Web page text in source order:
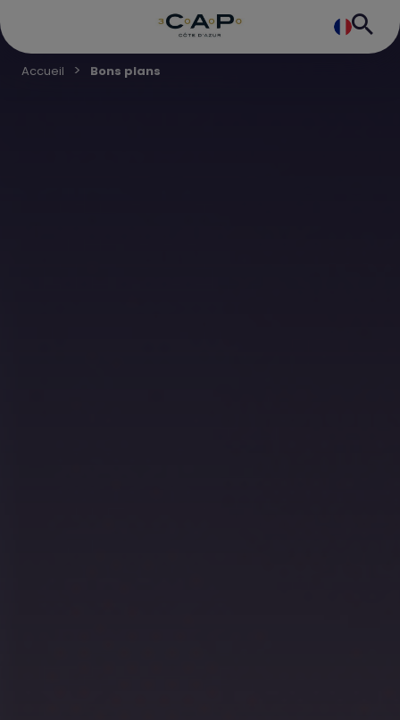
Accueil Bons plans